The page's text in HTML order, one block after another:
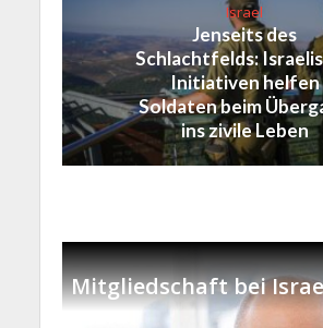
Israel
Jenseits des
Schlachtfelds:
Initiativen helfen
Soldaten beim
ins zivile Leben
Mitgliedschaft bei